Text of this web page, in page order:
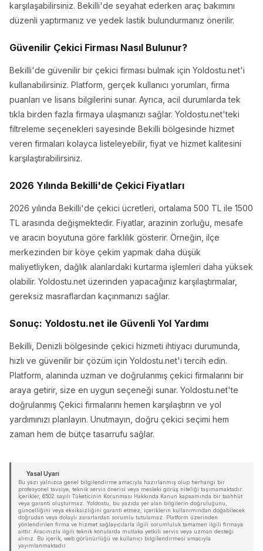
karşılaşabilirsiniz. Bekilli'de seyahat ederken araç bakımını
düzenli yaptırmanız ve yedek lastik bulundurmanız önerilir.
Güvenilir Çekici Firması Nasıl Bulunur?
Bekilli'de güvenilir bir çekici firması bulmak için Yoldostu.net'i
kullanabilirsiniz. Platform, gerçek kullanıcı yorumları, firma
puanları ve lisans bilgilerini sunar. Ayrıca, acil durumlarda tek
tıkla birden fazla firmaya ulaşmanızı sağlar. Yoldostu.net'teki
filtreleme seçenekleri sayesinde Bekilli bölgesinde hizmet
veren firmaları kolayca listeleyebilir, fiyat ve hizmet kalitesini
karşılaştırabilirsiniz.
2026 Yılında Bekilli'de Çekici Fiyatları
2026 yılında Bekilli'de çekici ücretleri, ortalama 500 TL ile 1500
TL arasında değişmektedir. Fiyatlar, arazinin zorluğu, mesafe
ve aracın boyutuna göre farklılık gösterir. Örneğin, ilçe
merkezinden bir köye çekim yapmak daha düşük
maliyetliyken, dağlık alanlardaki kurtarma işlemleri daha yüksek
olabilir. Yoldostu.net üzerinden yapacağınız karşılaştırmalar,
gereksiz masraflardan kaçınmanızı sağlar.
Sonuç: Yoldostu.net ile Güvenli Yol Yardımı
Bekilli, Denizli bölgesinde çekici hizmeti ihtiyacı durumunda,
hızlı ve güvenilir bir çözüm için Yoldostu.net'i tercih edin.
Platform, alanında uzman ve doğrulanmış çekici firmalarını bir
araya getirir, size en uygun seçeneği sunar. Yoldostu.net'te
doğrulanmış Çekici firmalarını hemen karşılaştırın ve yol
yardımınızı planlayın. Unutmayın, doğru çekici seçimi hem
zaman hem de bütçe tasarrufu sağlar.
Yasal Uyarı
Bu yazı yalnızca genel bilgilendirme amacıyla hazırlanmış olup herhangi bir
profesyonel tavsiye, teknik servis önerisi veya mesleki görüş niteliği taşımamaktadır.
İçerikler, 6502 sayılı Tüketicinin Korunması Hakkında Kanun kapsamında bir taahhüt
veya garanti oluşturmaz. Yoldostu, bu yazıda yer alan bilgilerin doğruluğunu,
güncelliğini veya eksiksizliğini garanti etmez; içeriklerin kullanımından doğabilecek
doğrudan veya dolaylı zararlardan sorumlu tutulamaz. Platform üzerinden
yönlendirilen firma ve hizmet sağlayıcılarla ilgili sorumluluk tamamen ilgili firmaya
aittir. Aracınızla ilgili teknik konularda mutlaka yetkili servis veya uzman desteği
alınız. Bu içerik, web görünürlüğü ve kullanıcı bilgilendirmesi amacıyla
yayımlanmaktadır.